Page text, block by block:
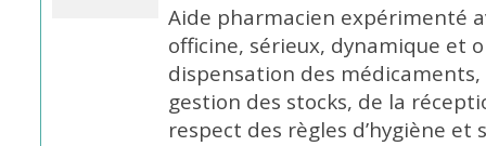
Aide pharmacien expérimenté
officine, sérieux, dynamique et
dispensation des
gestion des stocks, de la
respect des règles d’hygiène